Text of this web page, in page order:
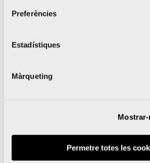
Preferències
Estadístiques
Màrqueting
Permetre totes les